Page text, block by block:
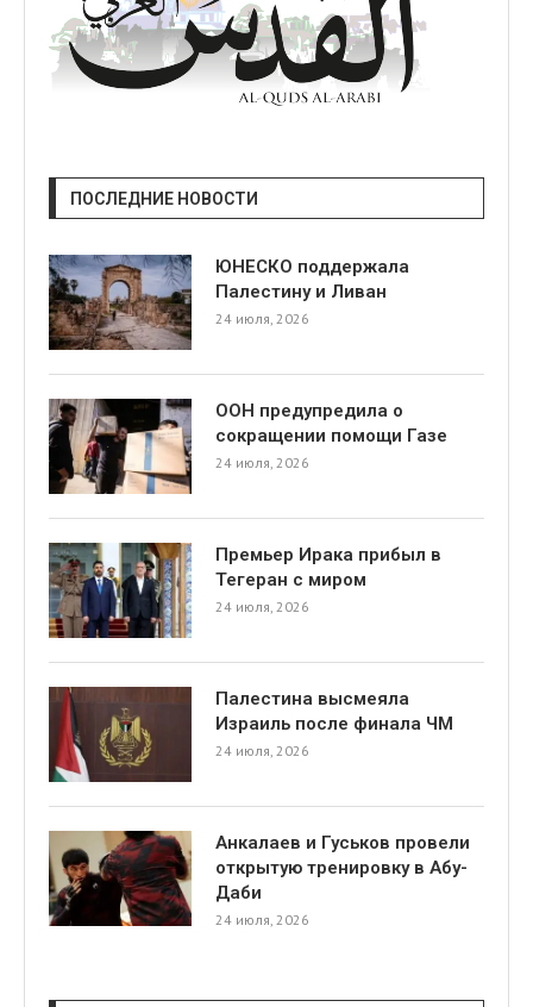
ПОСЛЕДНИЕ НОВОСТИ
ЮНЕСКО поддержала
Палестину и Ливан
24 июля, 2026
ООН предупредила о
сокращении помощи Газе
24 июля, 2026
Премьер Ирака прибыл в
Тегеран с миром
24 июля, 2026
Палестина высмеяла
Израиль после финала ЧМ
24 июля, 2026
Анкалаев и Гуськов провели
открытую тренировку в Абу-
Даби
24 июля, 2026